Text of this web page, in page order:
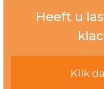
Heeft u
Klik